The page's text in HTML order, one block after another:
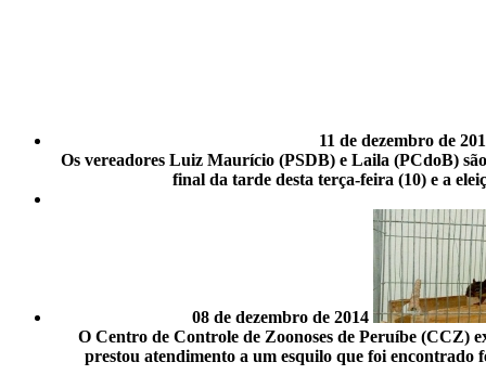
11 de dezembro de
Os vereadores Luiz Maurício (PSDB) e Laila (PCdoB)
final da tarde desta terça-feira (10) e a
08 de dezembro de 2014
O Centro de Controle de Zoonoses de Peruíbe (CCZ)
prestou atendimento a um esquilo que foi